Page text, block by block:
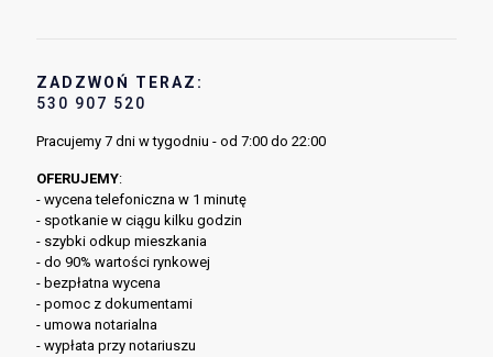
ZADZWOŃ TERAZ:
530 907 520
Pracujemy 7 dni w tygodniu - od 7:00 do 22:00
OFERUJEMY:
- wycena telefoniczna w 1 minutę
- spotkanie w ciągu kilku godzin
- szybki odkup mieszkania
- do 90% wartości rynkowej
- bezpłatna wycena
- pomoc z dokumentami
- umowa notarialna
- wypłata przy notariuszu